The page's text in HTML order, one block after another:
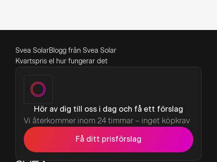
Svea SolarBlogg från Svea Solar
Kvartspris el hur fungerar det
Hör av dig till oss i dag och få ett förslag
Vi återkommer inom 24 timmar – inget köpkrav
Få ditt prisförslag